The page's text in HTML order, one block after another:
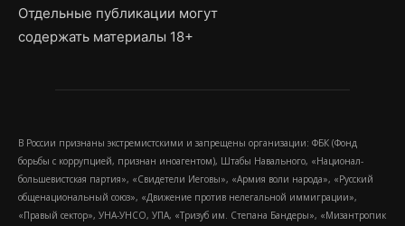
Отдельные публикации могут
содержать материалы 18+
В России признаны экстремистскими и запрещены организации: ФБК (Фонд
борьбы с коррупцией, признан иноагентом), Штабы Навального, «Национал-
большевистская партия», «Свидетели Иеговы», «Армия воли народа», «Русский
общенациональный союз», «Движение против нелегальной иммиграции»,
«Правый сектор», УНА-УНСО, УПА, «Тризуб им. Степана Бандеры», «Мизантропик